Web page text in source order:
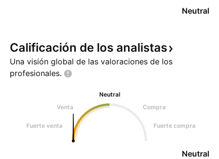
Neutral
Calificación de los analistas
Una visión global de las valoraciones de los
profesionales.
Neutral
Venta
Compra
Fuerte venta Fuerte compra
Neutral